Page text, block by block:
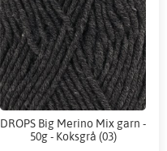
DROPS Big Merino Mix garn -
50g - Koksgrå (03)